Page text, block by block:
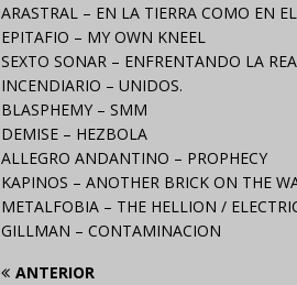
ARASTRAL – EN LA TIERRA COMO EN
EPITAFIO – MY OWN KNEEL
SEXTO SONAR – ENFRENTANDO LA
INCENDIARIO – UNIDOS.
BLASPHEMY – SMM
DEMISE – HEZBOLA
ALLEGRO ANDANTINO – PROPHECY
KAPINOS – ANOTHER BRICK ON THE
METALFOBIA – THE HELLION /
GILLMAN – CONTAMINACION
ANTERIOR